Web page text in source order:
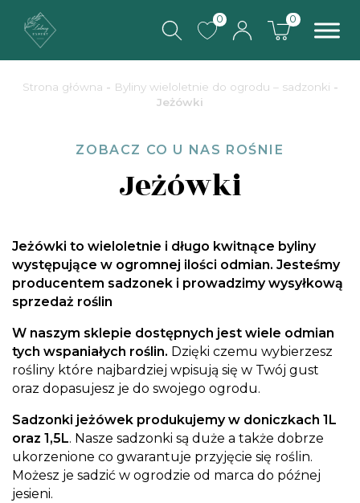
0 0
Strona główna - Byliny wieloletnie do ogrodu – sadzonki -
Jeżówki
ZOBACZ CO U NAS ROŚNIE
Jeżówki
Jeżówki to wieloletnie i długo kwitnące byliny
występujące w ogromnej ilości odmian. Jesteśmy
producentem sadzonek i prowadzimy wysyłkową
sprzedaż roślin
W naszym sklepie dostępnych jest wiele odmian
tych wspaniałych roślin. Dzięki czemu wybierzesz
rośliny które najbardziej wpisują się w Twój gust
oraz dopasujesz je do swojego ogrodu.
Sadzonki jeżówek produkujemy w doniczkach 1L
oraz 1,5L. Nasze sadzonki są duże a także dobrze
ukorzenione co gwarantuje przyjęcie się roślin.
Możesz je sadzić w ogrodzie od marca do późnej
jesieni.